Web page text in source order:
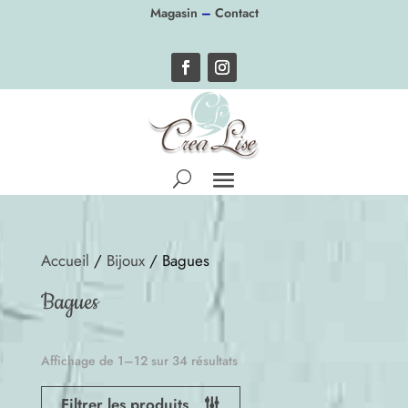
Magasin – Contact
Accueil / Bijoux/ Bagues
Bagues
Affichage de 1–12 sur 34 résultats
Panneau de gestion des cookies